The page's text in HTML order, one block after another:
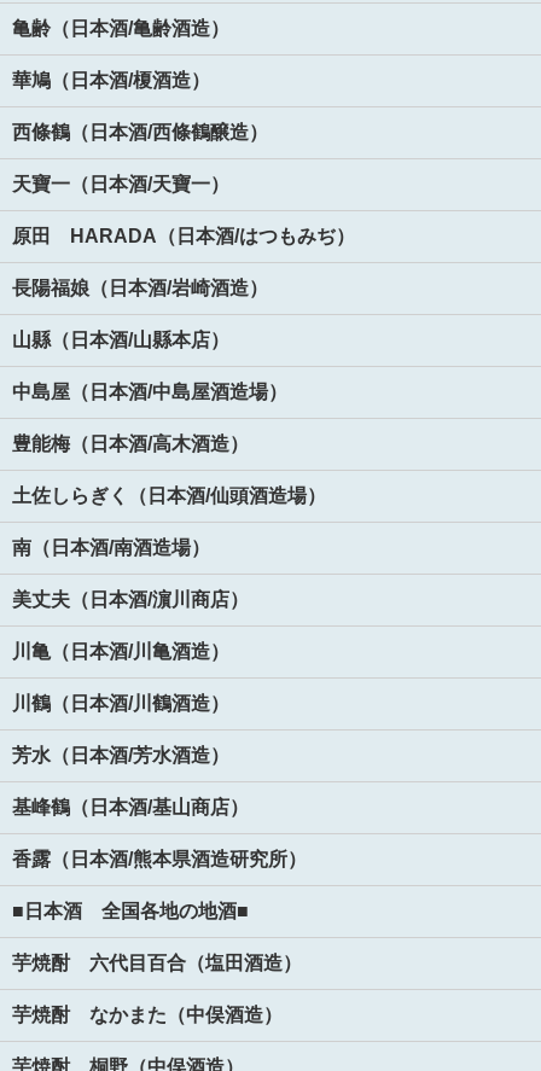
亀齢（日本酒/亀齢酒造）
華鳩（日本酒/榎酒造）
西條鶴（日本酒/西條鶴醸造）
天寶一（日本酒/天寶一）
原田 HARADA（日本酒/はつもみぢ）
長陽福娘（日本酒/岩崎酒造）
山縣（日本酒/山縣本店）
中島屋（日本酒/中島屋酒造場）
豊能梅（日本酒/高木酒造）
土佐しらぎく（日本酒/仙頭酒造場）
南（日本酒/南酒造場）
美丈夫（日本酒/濵川商店）
川亀（日本酒/川亀酒造）
川鶴（日本酒/川鶴酒造）
芳水（日本酒/芳水酒造）
基峰鶴（日本酒/基山商店）
香露（日本酒/熊本県酒造研究所）
■日本酒 全国各地の地酒■
芋焼酎 六代目百合（塩田酒造）
芋焼酎 なかまた（中俣酒造）
芋焼酎 桐野（中俣酒造）